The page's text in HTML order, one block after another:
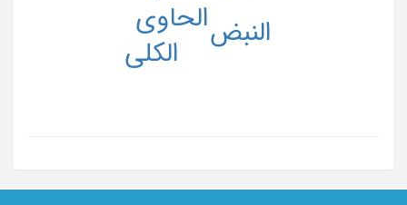
الحاویالنبض
الکلی